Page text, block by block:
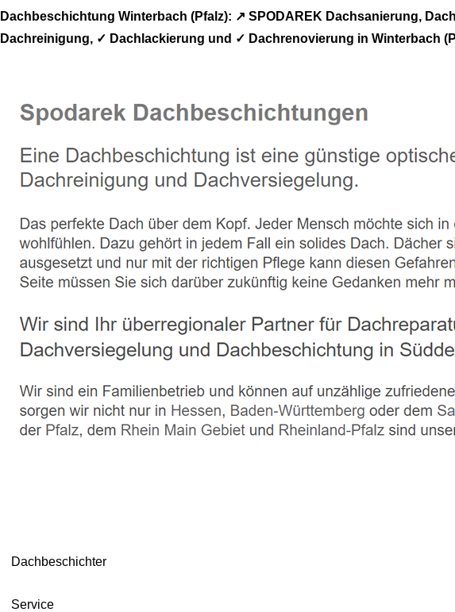
Dachbeschichtung Winterbach (Pfalz): ↗️ SPODAREK Dachsanierung,
Dachreinigung, ✓ Dachlackierung und ✓ Dachrenovierung in Winterbach
Dachbeschichter
Service